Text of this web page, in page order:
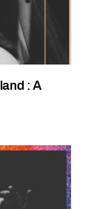
: A